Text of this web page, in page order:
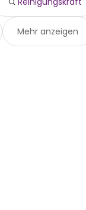
Mehr anzeigen